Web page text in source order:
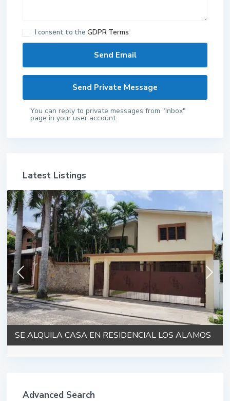
I consent to the GDPR Terms
You can reply to private messages from "Inbox"
page in your user account.
Latest Listings
SE ALQUILA CASA EN RESIDENCIAL LOS ALAMOS
Advanced Search